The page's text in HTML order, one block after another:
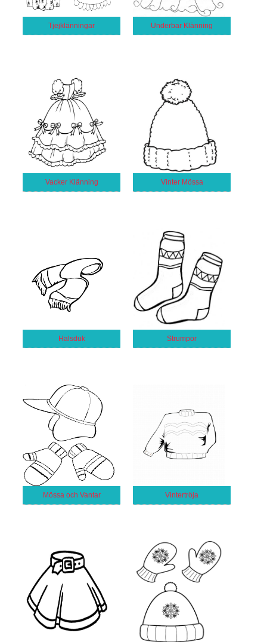
Tjejklänningar Underbar Klänning
Vacker Klänning Vinter Mössa
Halsduk Strumpor
Mössa och Vantar Vintertröja